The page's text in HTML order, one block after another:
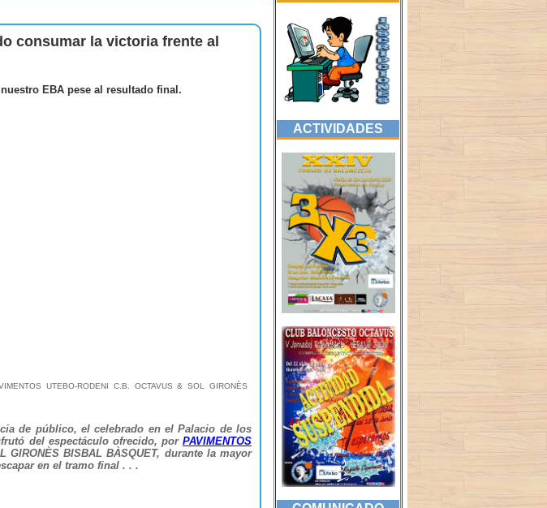
consumar la victoria frente al
EBA pese al resultado final.
UTEBO-RODENI C.B. OCTAVUS & SOL GIRONÈS
de público, el celebrado en el Palacio de los
del espectáculo ofrecido, por PAVIMENTOS
BISBAL BÀSQUET, durante la mayor
en el tramo final . . .
ACTIVIDADES